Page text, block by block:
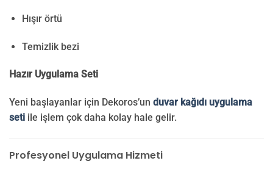
Hışır örtü
Temizlik bezi
Hazır Uygulama Seti
Yeni başlayanlar için Dekoros’un duvar kağıdı uygulama
seti ile işlem çok daha kolay hale gelir.
Profesyonel Uygulama Hizmeti